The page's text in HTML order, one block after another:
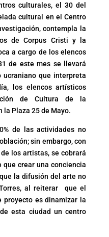
culturales, el 30 del
cultural en el Centro
contempla la
de Corpus Cristi y la
a cargo de los elencos
de este mes se llevará
que interpreta
los elencos artísticos
de Cultura de la
la Plaza 25 de Mayo.
de las actividades no
sin embargo, con
los artistas, se cobrará
crear una conciencia
la difusión del arte no
al reiterar que el
es dinamizar la
esta ciudad un centro